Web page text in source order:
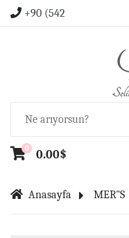
+90 (542
0 0.00$
Anasayfa MER"S